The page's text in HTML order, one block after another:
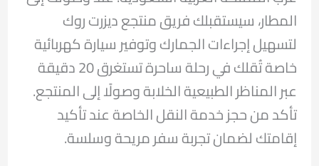
المطار، سيستقبلك فريق منتجع ديزرت روك
لتسهيل إجراءات الجمارك وتوفير سيارة كهربائية
خاصة تُقلك في رحلة ساحرة تستغرق 20 دقيقة
عبر المناظر الطبيعية الخلابة وصولًا إلى المنتجع.
تأكد من حجز خدمة النقل الخاصة عند تأكيد
إقامتك لضمان تجربة سفر مريحة وسلسة.